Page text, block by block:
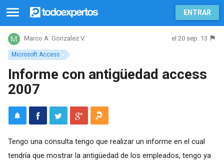
ENTRAR
Microsoft Access
Marco A. Gonzalez V. el 20 sep. 13
Informe con antigüedad access
2007
Tengo una consulta tengo que realizar un informe en el cual
tendría que mostrar la antigüedad de los empleados, tengo ya